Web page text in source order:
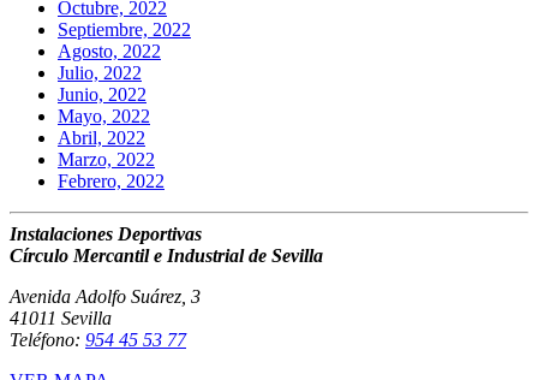
Octubre, 2022
Septiembre, 2022
Agosto, 2022
Julio, 2022
Junio, 2022
Mayo, 2022
Abril, 2022
Marzo, 2022
Febrero, 2022
Instalaciones Deportivas
Círculo Mercantil e Industrial de Sevilla
Avenida Adolfo Suárez, 3
41011 Sevilla
Teléfono: 954 45 53 77